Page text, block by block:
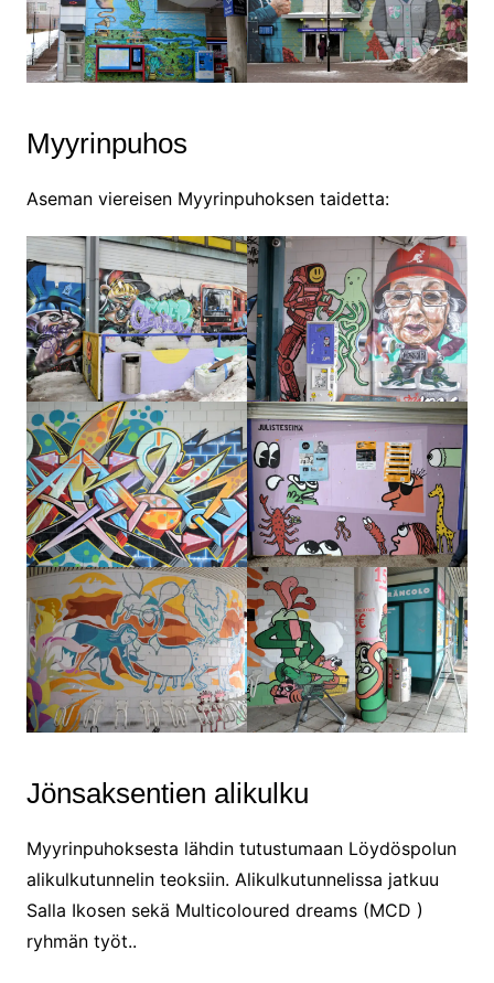
Myyrinpuhos
Aseman viereisen Myyrinpuhoksen taidetta:
Jönsaksentien alikulku
Myyrinpuhoksesta lähdin tutustumaan Löydöspolun
alikulkutunnelin teoksiin. Alikulkutunnelissa jatkuu
Salla Ikosen sekä Multicoloured dreams (MCD )
ryhmän työt..